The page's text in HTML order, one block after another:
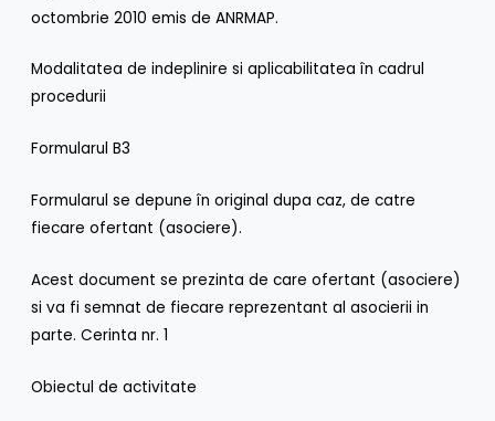
octombrie 2010 emis de ANRMAP.
Modalitatea de indeplinire si aplicabilitatea în cadrul
procedurii
Formularul B3
Formularul se depune în original dupa caz, de catre
fiecare ofertant (asociere).
Acest document se prezinta de care ofertant (asociere)
si va fi semnat de fiecare reprezentant al asocierii in
parte. Cerinta nr. 1
Obiectul de activitate